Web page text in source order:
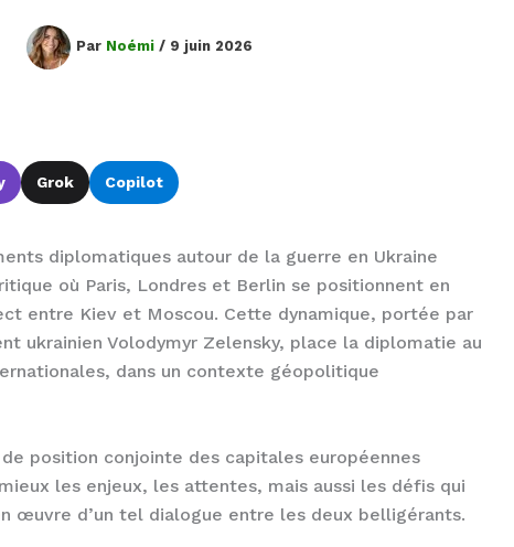
Par Noémi / 9 juin 2026
Grok Copilot
diplomatiques autour de la guerre en Ukraine
où Paris, Londres et Berlin se positionnent en
entre Kiev et Moscou. Cette dynamique, portée par
ukrainien Volodymyr Zelensky, place la diplomatie au
dans un contexte géopolitique
position conjointe des capitales européennes
les enjeux, les attentes, mais aussi les défis qui
œuvre d’un tel dialogue entre les deux belligérants.